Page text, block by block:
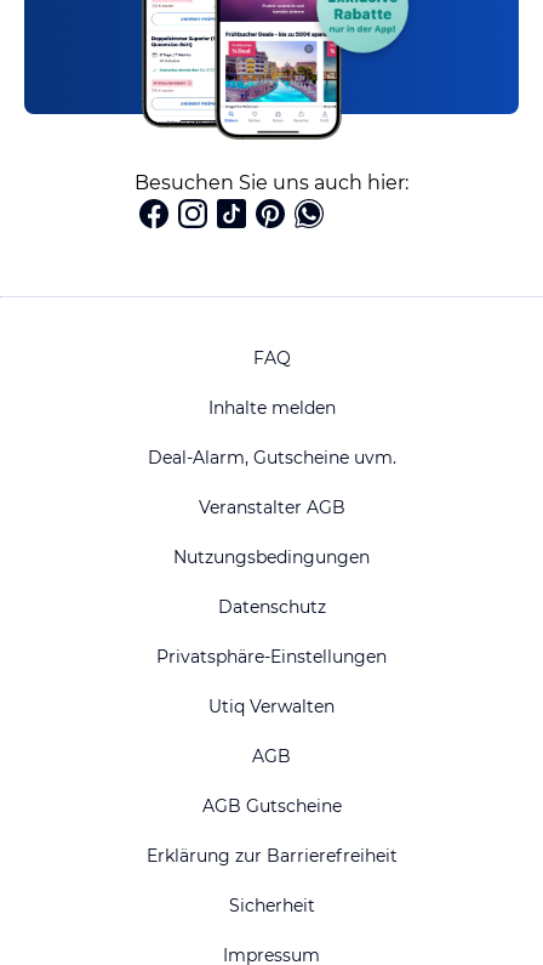
Besuchen Sie uns auch hier:
FAQ
Inhalte melden
Deal-Alarm, Gutscheine uvm.
Veranstalter AGB
Nutzungsbedingungen
Datenschutz
Privatsphäre-Einstellungen
Utiq Verwalten
AGB
AGB Gutscheine
Erklärung zur Barrierefreiheit
Sicherheit
Impressum